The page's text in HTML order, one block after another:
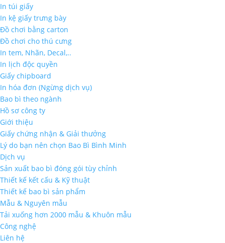
In túi giấy
In kệ giấy trưng bày
Đồ chơi bằng carton
Đồ chơi cho thú cưng
In tem, Nhãn, Decal,..
In lịch độc quyền
Giấy chipboard
In hóa đơn (Ngừng dịch vụ)
Bao bì theo ngành
Hồ sơ công ty
Giới thiệu
Giấy chứng nhận & Giải thưởng
Lý do bạn nên chọn Bao Bì Bình Minh
Dịch vụ
Sản xuất bao bì đóng gói tùy chỉnh
Thiết kế kết cấu & Kỹ thuật
Thiết kế bao bì sản phẩm
Mẫu & Nguyên mẫu
Tải xuống hơn 2000 mẫu & Khuôn mẫu
Công nghệ
Liên hệ